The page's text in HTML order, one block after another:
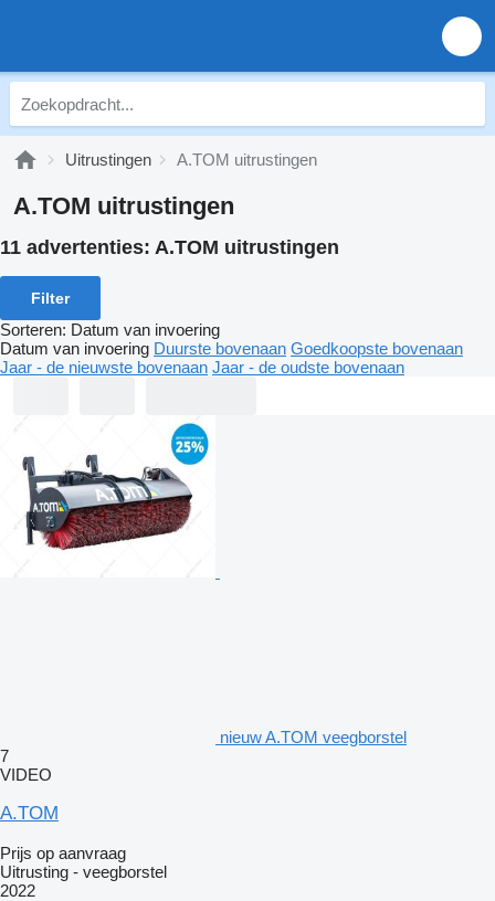
Uitrustingen A.TOM uitrustingen
A.TOM uitrustingen
11 advertenties: A.TOM uitrustingen
Filter
Sorteren: Datum van invoering
Datum van invoering Duurste bovenaan Goedkoopste bovenaan
Jaar - de nieuwste bovenaan Jaar - de oudste bovenaan
nieuw A.TOM veegborstel
7
VIDEO
A.TOM
Prijs op aanvraag
Uitrusting - veegborstel
2022